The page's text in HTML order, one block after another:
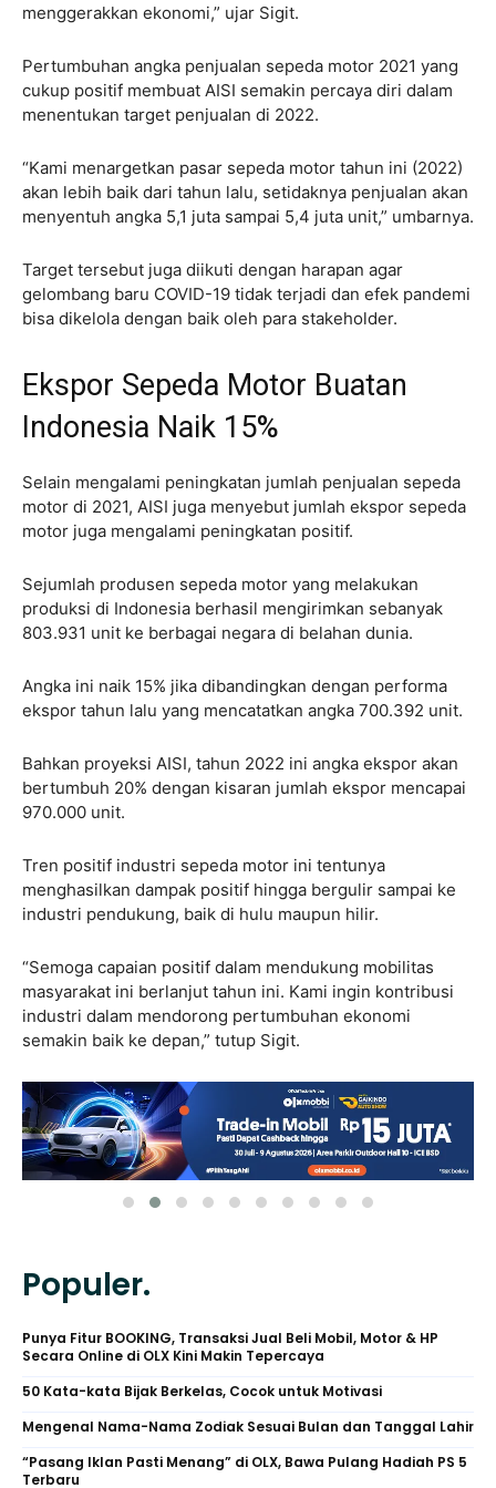
menggerakkan ekonomi,” ujar Sigit.
Pertumbuhan angka penjualan sepeda motor 2021 yang
cukup positif membuat AISI semakin percaya diri dalam
menentukan target penjualan di 2022.
“Kami menargetkan pasar sepeda motor tahun ini (2022)
akan lebih baik dari tahun lalu, setidaknya penjualan akan
menyentuh angka 5,1 juta sampai 5,4 juta unit,” umbarnya.
Target tersebut juga diikuti dengan harapan agar
gelombang baru COVID-19 tidak terjadi dan efek pandemi
bisa dikelola dengan baik oleh para stakeholder.
Ekspor Sepeda Motor Buatan
Indonesia Naik 15%
Selain mengalami peningkatan jumlah penjualan sepeda
motor di 2021, AISI juga menyebut jumlah ekspor sepeda
motor juga mengalami peningkatan positif.
Sejumlah produsen sepeda motor yang melakukan
produksi di Indonesia berhasil mengirimkan sebanyak
803.931 unit ke berbagai negara di belahan dunia.
Angka ini naik 15% jika dibandingkan dengan performa
ekspor tahun lalu yang mencatatkan angka 700.392 unit.
Bahkan proyeksi AISI, tahun 2022 ini angka ekspor akan
bertumbuh 20% dengan kisaran jumlah ekspor mencapai
970.000 unit.
Tren positif industri sepeda motor ini tentunya
menghasilkan dampak positif hingga bergulir sampai ke
industri pendukung, baik di hulu maupun hilir.
“Semoga capaian positif dalam mendukung mobilitas
masyarakat ini berlanjut tahun ini. Kami ingin kontribusi
industri dalam mendorong pertumbuhan ekonomi
semakin baik ke depan,” tutup Sigit.
Populer.
Punya Fitur BOOKING, Transaksi Jual Beli Mobil, Motor & HP
Secara Online di OLX Kini Makin Tepercaya
50 Kata-kata Bijak Berkelas, Cocok untuk Motivasi
Mengenal Nama-Nama Zodiak Sesuai Bulan dan Tanggal Lahir
“Pasang Iklan Pasti Menang” di OLX, Bawa Pulang Hadiah PS 5
Terbaru